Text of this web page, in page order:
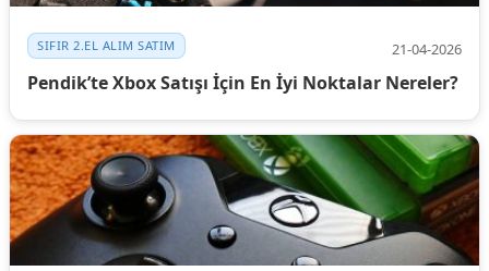
SIFIR 2.EL ALIM SATIM 21-04-2026
Pendik’te Xbox Satışı İçin En İyi Noktalar Nereler?